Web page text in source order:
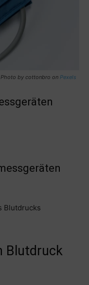
Photo by cottonbro on Pexels
Blutdrucks
Blutdruck